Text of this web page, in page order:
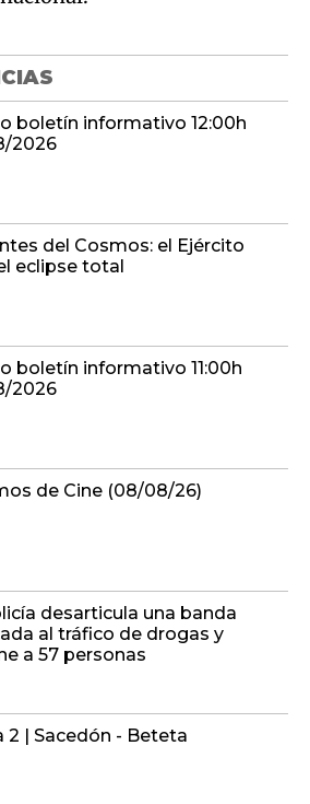
boletín informativo 12:00h
2026
del Cosmos: el Ejército
eclipse total
boletín informativo 11:00h
2026
de Cine (08/08/26)
desarticula una banda
al tráfico de drogas y
a 57 personas
2 | Sacedón - Beteta